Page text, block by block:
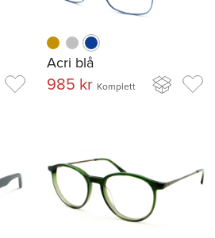
Acri blå
985 kr Komplett